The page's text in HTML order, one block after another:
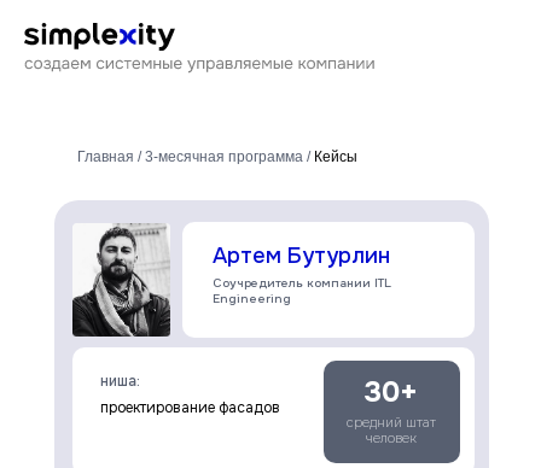
Главная / 3-месячная программа / Кейсы
средний штат
человек
30+
ниша:
проектирование фасадов
Соучредитель компании ITL
Engineering
Артем Бутурлин